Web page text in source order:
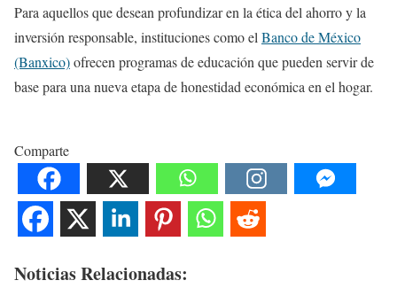
Para aquellos que desean profundizar en la ética del ahorro y la
inversión responsable, instituciones como el Banco de México
(Banxico)ofrecen programas de educación que pueden servir de
base para una nueva etapa de honestidad económica en el hogar.
Comparte
Noticias Relacionadas: